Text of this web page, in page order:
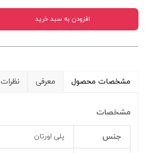
افزودن به سبد خرید
مشخصات محصول معرفی نظرات
مشخصات
جنس پلی اورتان